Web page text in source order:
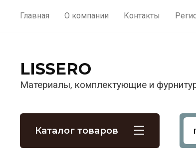
Главная О компании Контакты
LISSERO
Материалы, комплектующие и
Каталог товаров